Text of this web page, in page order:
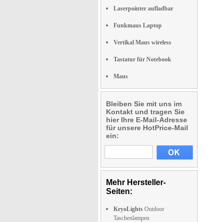
Laserpointer aufladbar
Funkmaus Laptop
Vertikal Maus wireless
Tastatur für Notebook
Maus
Bleiben Sie mit uns im
Kontakt und tragen Sie
hier Ihre E-Mail-Adresse
für unsere HotPrice-Mail
ein:
Mehr Hersteller-
Seiten:
KryoLights Outdoor
Taschenlampen